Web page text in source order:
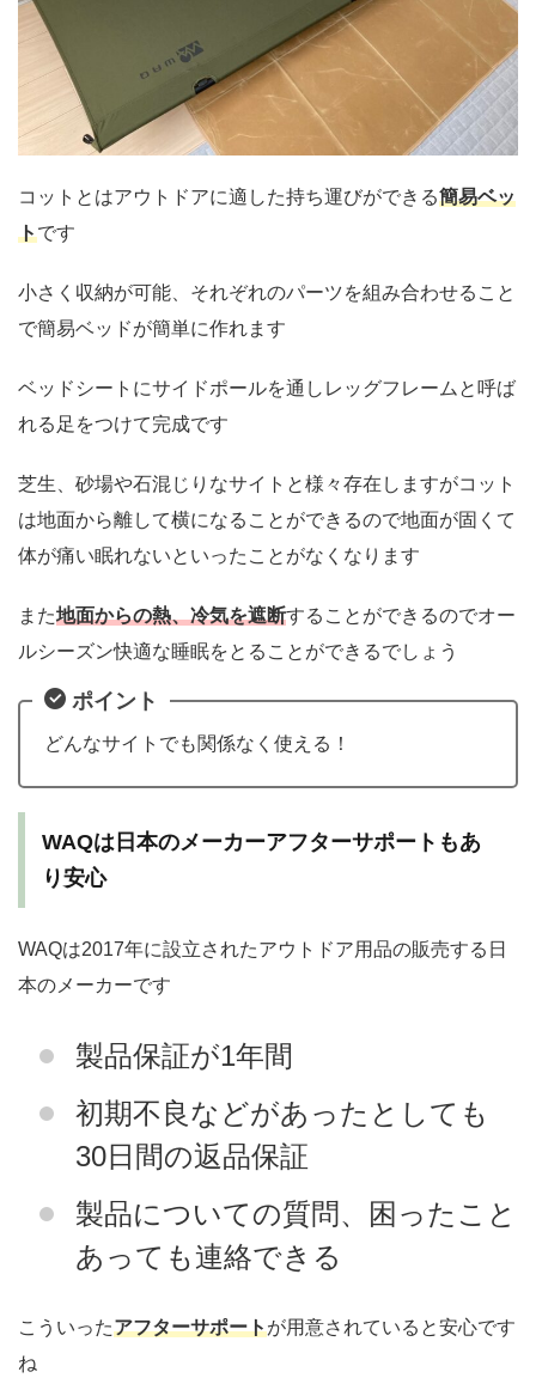
コットとはアウトドアに適した持ち運びができる簡易ベッ
トです
小さく収納が可能、それぞれのパーツを組み合わせること
で簡易ベッドが簡単に作れます
ベッドシートにサイドポールを通しレッグフレームと呼ば
れる足をつけて完成です
芝生、砂場や石混じりなサイトと様々存在しますがコット
は地面から離して横になることができるので地面が固くて
体が痛い眠れないといったことがなくなります
また地面からの熱、冷気を遮断することができるのでオー
ルシーズン快適な睡眠をとることができるでしょう
ポイント
どんなサイトでも関係なく使える！
WAQは日本のメーカーアフターサポートもあ
り安心
WAQは2017年に設立されたアウトドア用品の販売する日
本のメーカーです
製品保証が1年間
初期不良などがあったとしても
30日間の返品保証
製品についての質問、困ったこと
あっても連絡できる
こういったアフターサポートが用意されていると安心です
ね